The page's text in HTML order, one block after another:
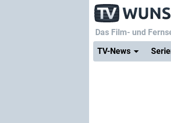
Das Film- und
TV-News